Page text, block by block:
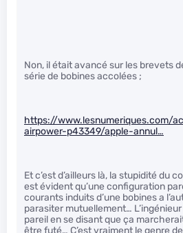
Non, il était avancé sur les brevets
série de bobines accolées ;
https://www.lesnumeriques.com/
airpower-p43349/apple-annul…
Et c’est d’ailleurs là, la stupidité du
est évident qu’une configuration
courants induits d’une bobines a
parasiter mutuellement…
pareil en se disant que ça